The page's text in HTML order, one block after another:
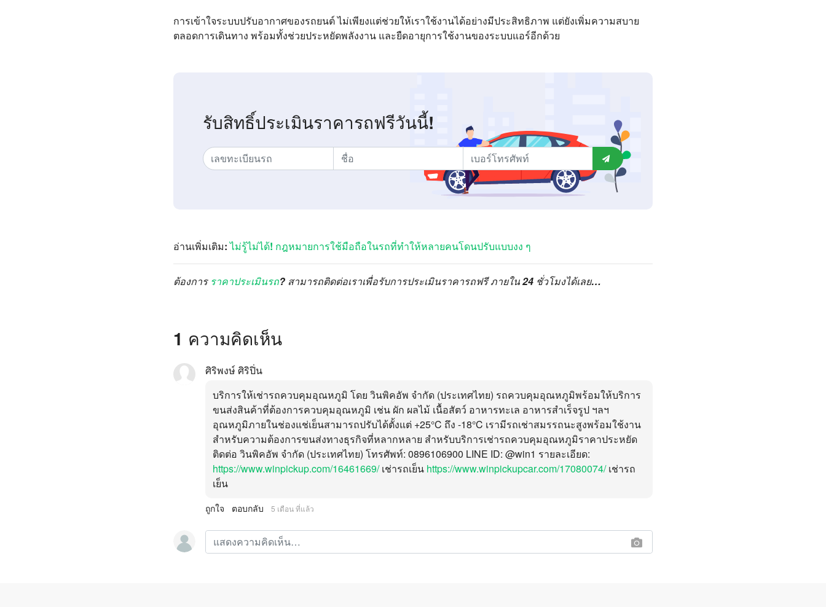
การเข้าใจระบบปรับอากาศของรถยนต์ ไม่เพียงแต่ช่วยให้เราใช้งานได้อย่างมีประสิทธิภาพ แต่ยังเพิ่มความสบาย
ตลอดการเดินทาง พร้อมทั้งช่วยประหยัดพลังงาน และยืดอายุการใช้งานของระบบแอร์อีกด้วย
รับสิทธิ์ประเมินราคารถฟรีวันนี้!
อ่านเพิ่มเติม:ไม่รู้ไม่ได้! กฎหมายการใช้มือถือในรถที่ทำให้หลายคนโดนปรับแบบงง ๆ
ต้องการ ราคาประเมินรถ? สามารถติดต่อเราเพื่อรับการประเมินราคารถฟรี ภายใน 24 ชั่วโมงได้เลย…
1 ความคิดเห็น
ศิริพงษ์ ศิริปิ่น
บริการให้เช่ารถควบคุมอุณหภูมิ โดย วินพิคอัพ จำกัด (ประเทศไทย) รถควบคุมอุณหภูมิพร้อมให้บริการ
ขนส่งสินค้าที่ต้องการควบคุมอุณหภูมิ เช่น ผัก ผลไม้ เนื้อสัตว์ อาหารทะเล อาหารสำเร็จรูป ฯลฯ
อุณหภูมิภายในช่องแช่เย็นสามารถปรับได้ตั้งแต่ +25°C ถึง -18°C เรามีรถเช่าสมรรถนะสูงพร้อมใช้งาน
สำหรับความต้องการขนส่งทางธุรกิจที่หลากหลาย สำหรับบริการเช่ารถควบคุมอุณหภูมิราคาประหยัด
ติดต่อ วินพิคอัพ จำกัด (ประเทศไทย) โทรศัพท์: 0896106900 LINE ID: @win1 รายละเอียด:
https://www.winpickup.com/16461669/เช่ารถเย็น https://www.winpickupcar.com/17080074/เช่ารถ
เย็น
ถูกใจ ตอบกลับ 5 เดือน ที่แล้ว